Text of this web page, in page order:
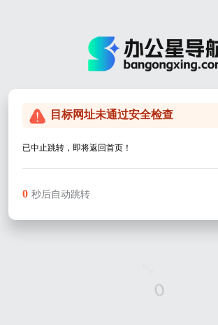
目标网址未通过安全检查
已中止跳转，即将返回首页！
0 秒后自动跳转